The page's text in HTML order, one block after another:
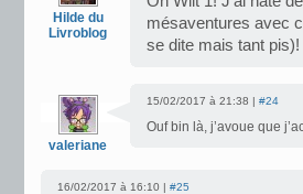
Hilde du
Livroblog
mésaventures avec
se dite mais tant pis)!
valeriane
15/02/2017 à 21:38 | #24
Ouf bin là, j’avoue que
16/02/2017 à 16:10 | #25